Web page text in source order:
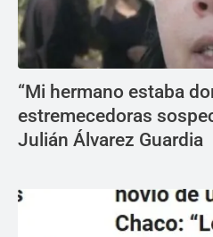
“Mi hermano estaba
estremecedoras
Julián Álvarez Guardia